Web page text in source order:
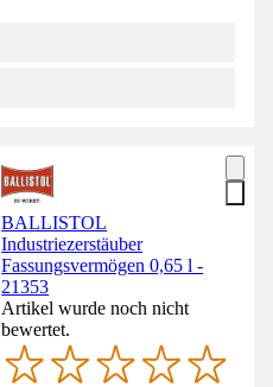
BALLISTOL
Industriezerstäuber
Fassungsvermögen 0,65 l -
21353
Artikel wurde noch nicht
bewertet.